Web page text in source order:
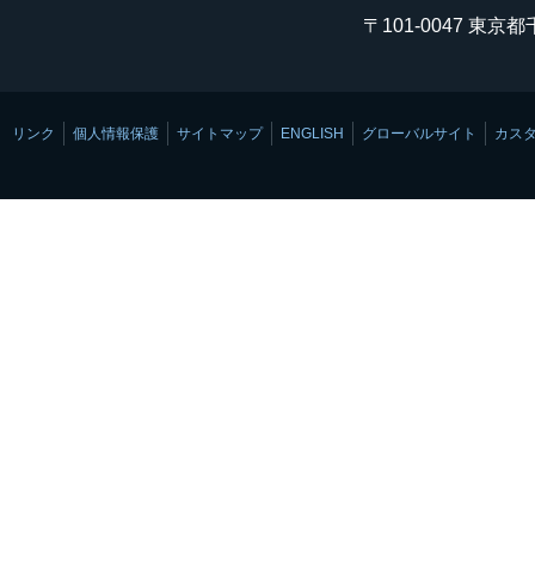
〒101-0047 東京都
リンク 個人情報保護 サイトマップ ENGLISH グローバルサイト カス